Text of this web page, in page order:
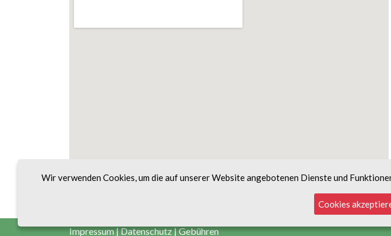
Impressum|Datenschutz|Gebühren
Wir verwenden Cookies, um die auf unserer Website angebotenen Dienste und
Cookies